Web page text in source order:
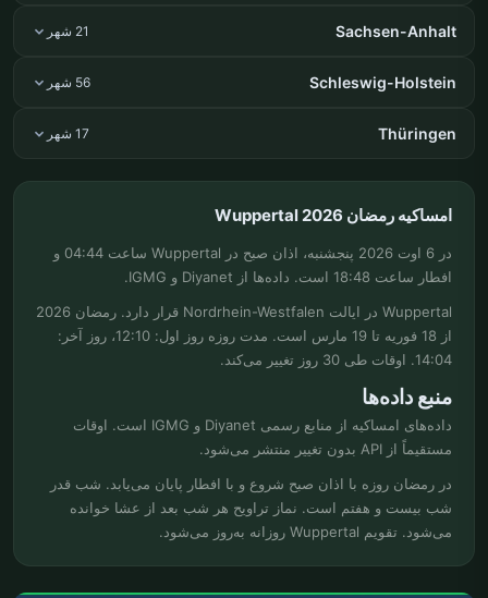
Sachsen-Anhalt 21 شهر
Schleswig-Holstein 56 شهر
Thüringen 17 شهر
امساکیه رمضان Wuppertal 2026
در 6 اوت 2026 پنجشنبه، اذان صبح در Wuppertal ساعت 04:44 و
افطار ساعت 18:48 است. داده‌ها از Diyanet و IGMG.
Wuppertal در ایالت Nordrhein-Westfalen قرار دارد. رمضان 2026
از 18 فوریه تا 19 مارس است. مدت روزه روز اول: 12:10، روز آخر:
14:04. اوقات طی 30 روز تغییر می‌کند.
منبع داده‌ها
داده‌های امساکیه از منابع رسمی Diyanet و IGMG است. اوقات
مستقیماً از API بدون تغییر منتشر می‌شود.
در رمضان روزه با اذان صبح شروع و با افطار پایان می‌یابد. شب قدر
شب بیست و هفتم است. نماز تراویح هر شب بعد از عشا خوانده
می‌شود. تقویم Wuppertal روزانه به‌روز می‌شود.